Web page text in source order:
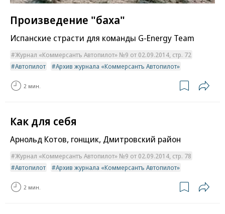
Произведение "баха"
Испанские страсти для команды G-Energy Team
Журнал «Коммерсантъ Автопилот» №9 от 02.09.2014, стр. 72
Автопилот
Архив журнала «Коммерсантъ Автопилот»
2 мин.
Как для себя
Арнольд Котов, гонщик, Дмитровский район
Журнал «Коммерсантъ Автопилот» №9 от 02.09.2014, стр. 78
Автопилот
Архив журнала «Коммерсантъ Автопилот»
2 мин.